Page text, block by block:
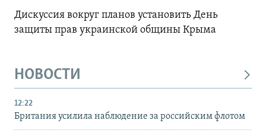
Дискуссия вокруг планов установить День
защиты прав украинской общины Крыма
НОВОСТИ
12:22
Британия усилила наблюдение за российским флотом